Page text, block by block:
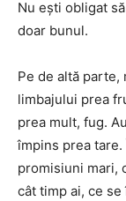
Nu ești obligat
doar bunul.
Pe de altă
limbajului prea
prea mult, fug.
împins prea
promisiuni mari,
cât timp ai, ce